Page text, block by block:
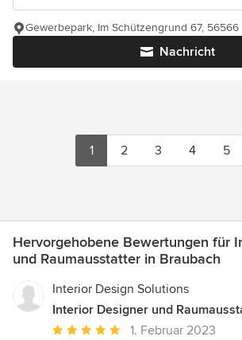
Nachricht
Gewerbepark, Im Schützengrund 67,
1 2 3 4 5
Hervorgehobene Bewertungen für
und Raumausstatter in Braubach
Interior Design Solutions
Interior Designer und
Durchschnittliche1. Februar 2023